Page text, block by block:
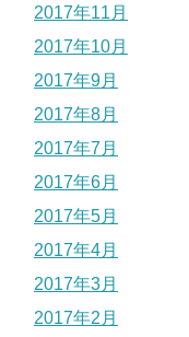
2017年11月
2017年10月
2017年9月
2017年8月
2017年7月
2017年6月
2017年5月
2017年4月
2017年3月
2017年2月